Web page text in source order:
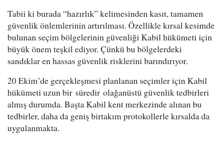
Tabii ki burada “hazırlık” kelimesinden kasıt, tamamen
güvenlik önlemlerinin artırılması. Özellikle kırsal kesimde
bulunan seçim bölgelerinin güvenliği Kabil hükümeti için
büyük önem teşkil ediyor. Çünkü bu bölgelerdeki
sandıklar en hassas güvenlik risklerini barındırıyor.
20 Ekim’de gerçekleşmesi planlanan seçimler için Kabil
hükümeti uzun bir süredir olağanüstü güvenlik tedbirleri
almış durumda. Başta Kabil kent merkezinde alınan bu
tedbirler, daha da geniş birtakım protokollerle kırsalda da
uygulanmakta.